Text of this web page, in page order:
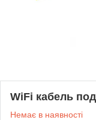
WiFi кабель
Немає в наявності